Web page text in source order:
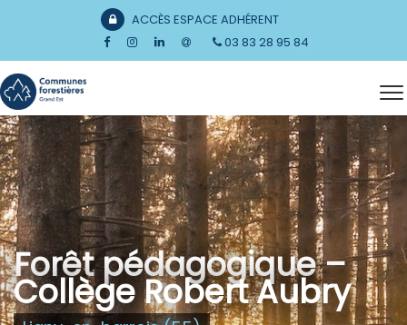
ACCÈS ESPACE ADHÉRENT
03 83 28 95 84
Forêt pédagogique –
Collège Robert Aubry